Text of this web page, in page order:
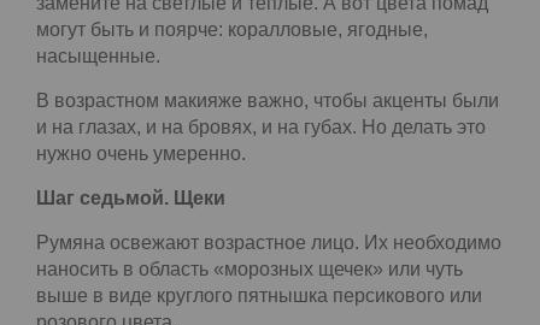
могут «опустить» веко, а этого допускать нельзя.
С возрастом губы становятся меньше и тоньше.
свойственны молодости. Объем губам придаст
контур, его лучше прорисовать матовым
карандашом. При этом темные и холодные
оттенки замените на светлые и теплые. А вот
цвета помад могут быть и поярче: коралловые,
ягодные, насыщенные.
В возрастном макияже важно, чтобы акценты
были и на глазах, и на бровях, и на губах. Но